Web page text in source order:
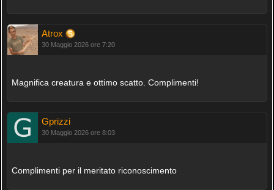
Atrox
30 Maggio 2026 ore 7:20
Magnifica creatura e ottimo scatto. Complimenti!
Gprizzi
30 Maggio 2026 ore 8:03
Complimenti per il meritato riconoscimento